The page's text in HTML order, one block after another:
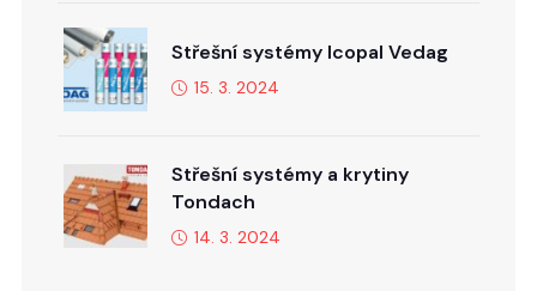
Střešní systémy Icopal Vedag
15. 3. 2024
Střešní systémy a krytiny
Tondach
14. 3. 2024